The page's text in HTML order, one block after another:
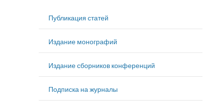
Публикация статей
Издание монографий
Издание сборников конференций
Подписка на журналы